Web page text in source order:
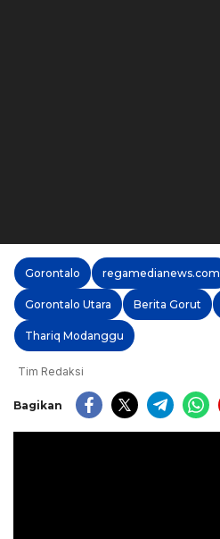
Gorontalo regamedianews.com
Gorontalo Utara Berita Gorut
Thariq Modanggu
Tim Redaksi
Bagikan